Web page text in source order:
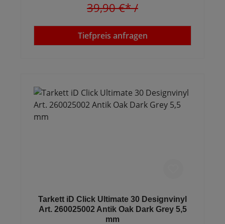
39,90 €*/
Tiefpreis anfragen
Tarkett iD Click Ultimate 30 Designvinyl
Art. 260025002 Antik Oak Dark Grey 5,5
mm